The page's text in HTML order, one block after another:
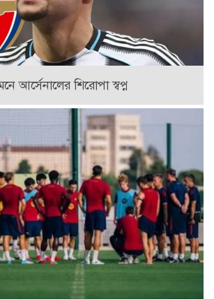
আর্সেনালের শিরোপা স্বপ্ন